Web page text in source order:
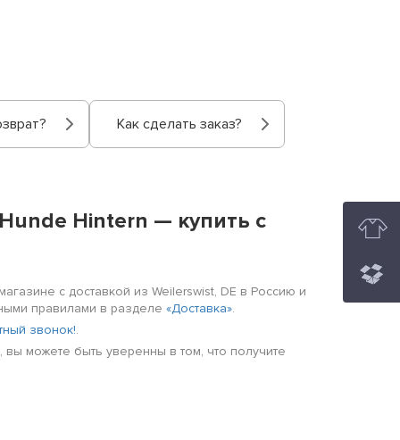
Как сделать заказ?
Hintern — купить с
с доставкой из Weilerswist, DE в Россию и
правилами в разделе «Доставка».
звонок!.
вы можете быть уверенны в том, что получите